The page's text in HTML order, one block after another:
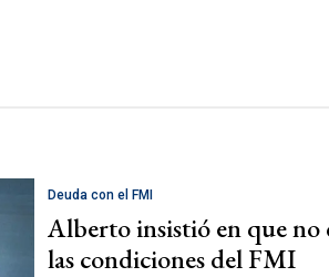
Deuda con el FMI
Alberto insistió en que no
las condiciones del FMI